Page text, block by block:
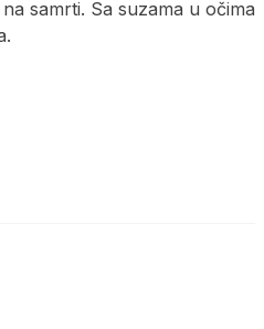
samrti. Sa suzama u očima